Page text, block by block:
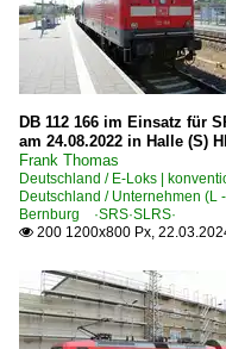
DB 112 166 im Einsatz für
am 24.08.2022 in Halle (S)
Frank Thomas
Deutschland / E-Loks |
Deutschland / Unternehmen (L
Bernburg ·SRS·SLRS·
 200 1200x800 Px,